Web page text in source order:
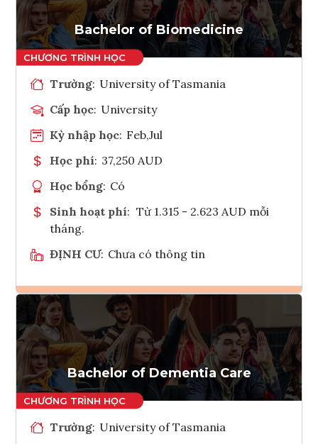
Tham vấn Interlink
Bachelor of Biomedicine
Trường: University of Tasmania
Cấp học: University
Kỳ nhập học: Feb,Jul
Học phí: 37,250 AUD
Học bổng: Có
Sinh hoạt phí: Từ 1.315 - 2.623 AUD mỗi
tháng.
ĐỊNH CƯ: Chưa có thông tin
Ghi danh
Tham vấn Interlink
Bachelor of Dementia Care
Trường: University of Tasmania